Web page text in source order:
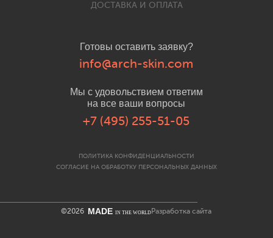
Готовы оставить заявку?
info@arch-skin.com
Мы с удовольствием ответим
на все ваши вопросы
+7 (495) 255-51-05
ПОЛИТИКА КОНФИДЕНЦИАЛЬНОСТИ
СОГЛАСИЕ НА ОБРАБОТКУ ПЕРСОНАЛЬНЫХ ДАННЫХ
ДОСТАВКА И ОПЛАТА
©2026 MADEIN THE WORLD Разработка сайта